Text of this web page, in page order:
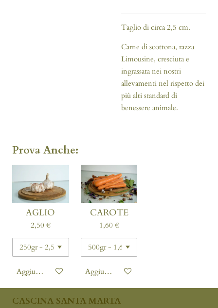
Taglio di circa 2,5 cm.
Carne di scottona, razza
Limousine, cresciuta e
ingrassata nei nostri
allevamenti nel rispetto dei
più alti standard di
benessere animale.
Prova Anche:
AGLIO
2,50 €
Aggiungi al carrello
CAROTE
1,60 €
Aggiungi al carrello
CASCINA SANTA MARTA